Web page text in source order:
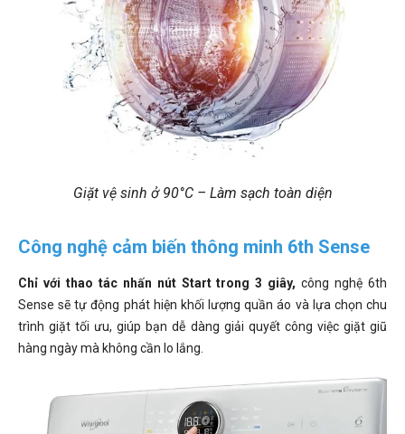
Giặt vệ sinh ở 90°C – Làm sạch toàn diện
Công nghệ cảm biến thông minh 6th Sense
Chỉ với thao tác nhấn nút Start trong 3 giây, công nghệ 6th
Sense sẽ tự động phát hiện khối lượng quần áo và lựa chọn chu
trình giặt tối ưu, giúp bạn dễ dàng giải quyết công việc giặt giũ
hàng ngày mà không cần lo lắng.